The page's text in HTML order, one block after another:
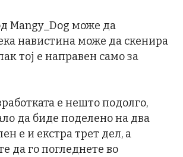
Mangy_Dog може да
навистина може да скенира
тој е направен само за
е нешто подолго,
да биде поделено на два
е и екстра трет дел, а
да го погледнете во